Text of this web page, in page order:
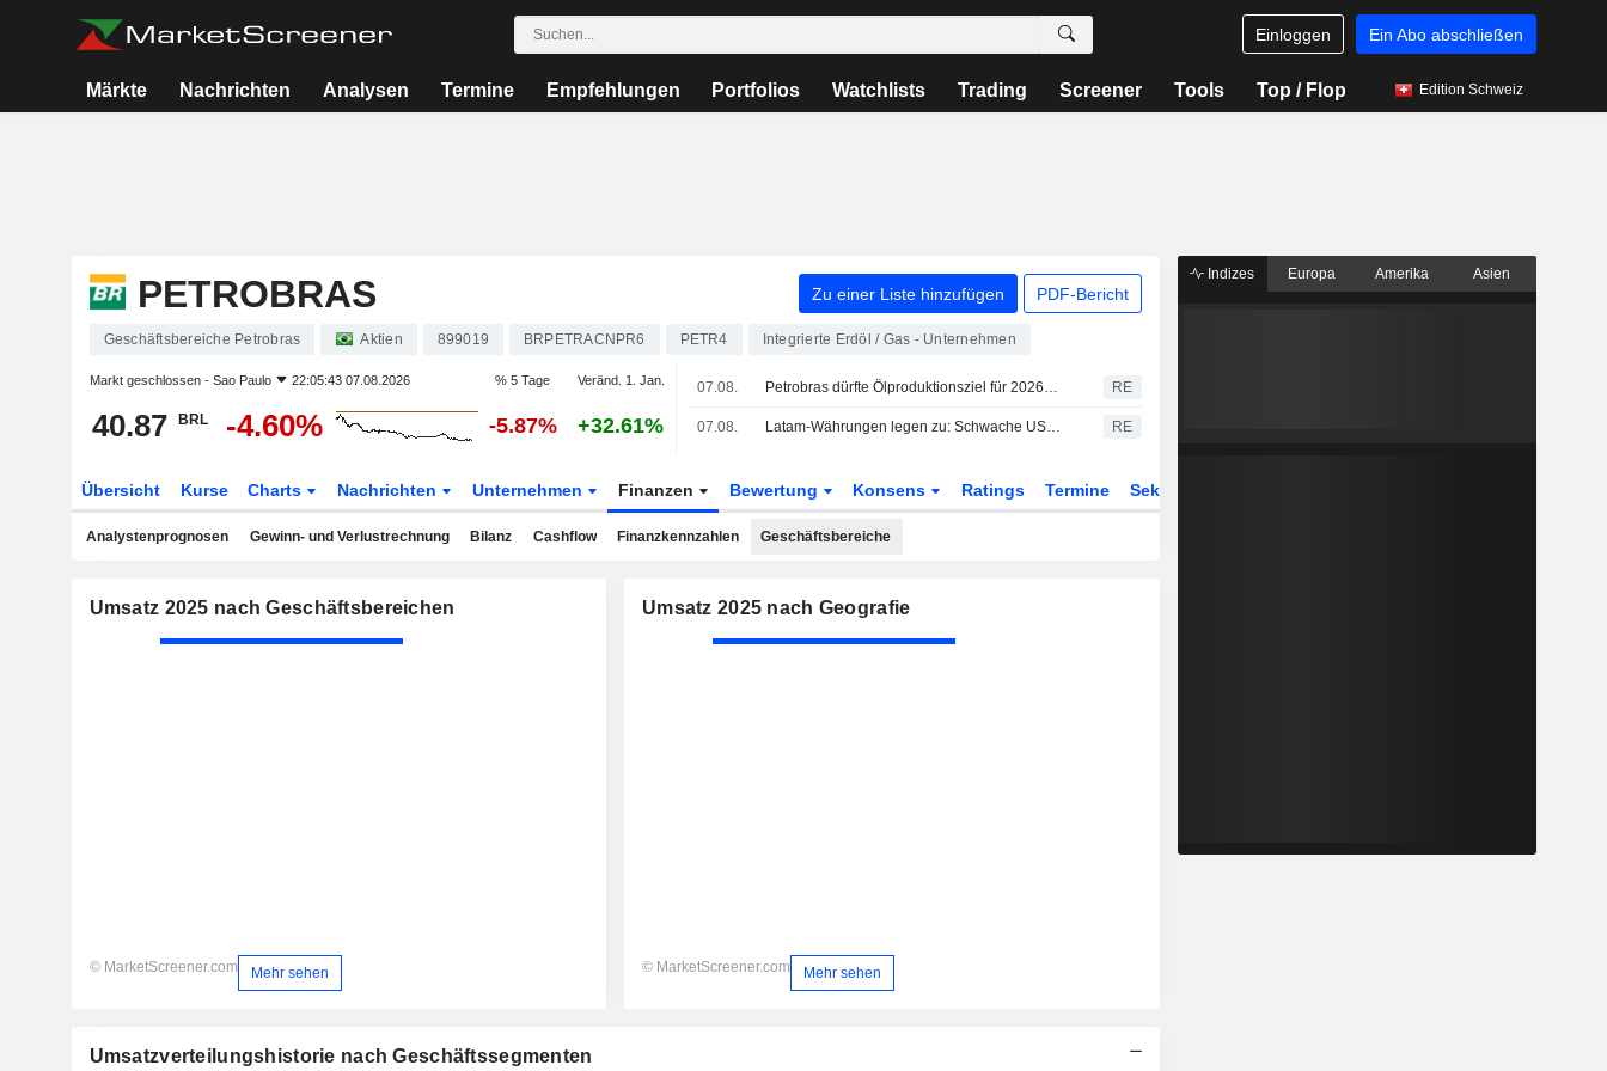
Einloggen Ein Abo abschließen
Märkte Nachrichten Analysen Termine Empfehlungen Portfolios Watchlists Trading Screener Tools Top / Flop Edition Schweiz
PETROBRAS Zu einer Liste hinzufügen PDF-Bericht
Geschäftsbereiche Petrobras Aktien 899019 BRPETRACNPR6 PETR4 Integrierte Erdöl / Gas - Unternehmen
Markt geschlossen - Sao Paulo 22:05:43 07.08.2026 % 5 Tage Veränd. 1. Jan.
40.87 BRL -4.60% -5.87% +32.61%
07.08. Petrobras dürfte Ölproduktionsziel für 2026 übertreffen, sagt CEO RE
07.08. Latam-Währungen legen zu: Schwache US-Arbeitsmarktdaten belasten den Dollar, Aktien uneinheitlich RE
Übersicht Kurse Charts Nachrichten Unternehmen Finanzen Bewertung Konsens Ratings Termine Sektor
Analystenprognosen Gewinn- und Verlustrechnung Bilanz Cashflow Finanzkennzahlen Geschäftsbereiche
Umsatz 2025 nach Geschäftsbereichen
© MarketScreener.com Mehr sehen
Umsatz 2025 nach Geografie
© MarketScreener.com Mehr sehen
Umsatzverteilungshistorie nach Geschäftssegmenten
Indizes Europa Amerika Asien